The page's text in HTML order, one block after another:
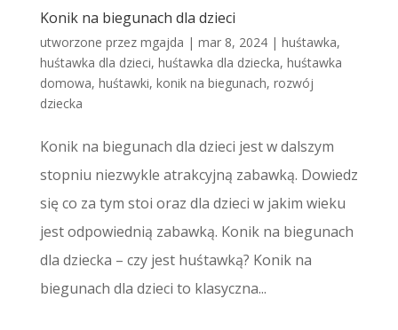
Konik na biegunach dla dzieci
utworzone przez mgajda | mar 8, 2024| huśtawka,
huśtawka dla dzieci, huśtawka dla dziecka, huśtawka
domowa, huśtawki, konik na biegunach, rozwój
dziecka
Konik na biegunach dla dzieci jest w dalszym
stopniu niezwykle atrakcyjną zabawką. Dowiedz
się co za tym stoi oraz dla dzieci w jakim wieku
jest odpowiednią zabawką. Konik na biegunach
dla dziecka – czy jest huśtawką? Konik na
biegunach dla dzieci to klasyczna...